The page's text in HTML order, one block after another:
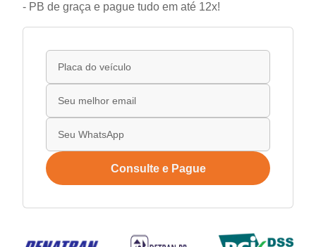
- PB de graça e pague tudo em até 12x!
Consulte e Pague